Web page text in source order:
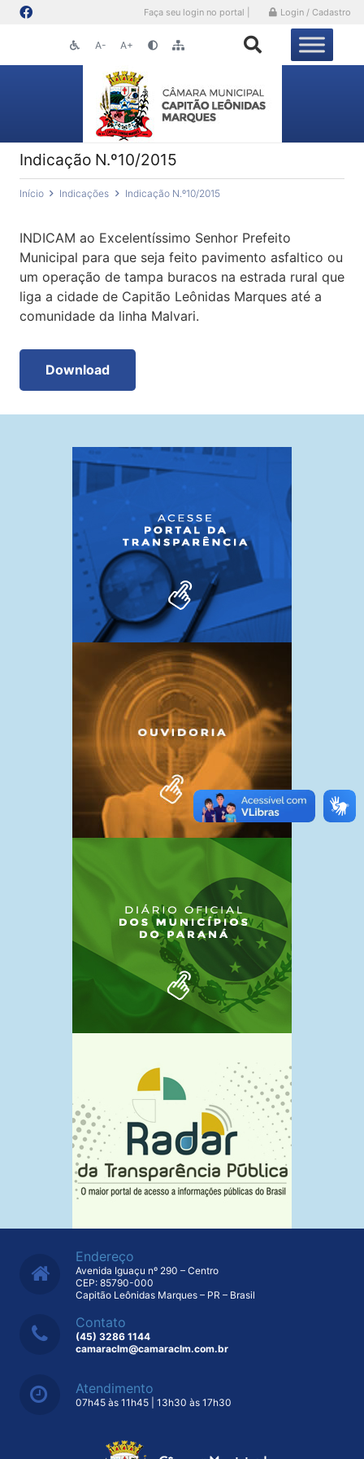
Faça seu login no portal | Login / Cadastro
A- A+
Indicação N.º10/2015
Início Indicações Indicação N.º10/2015
INDICAM ao Excelentíssimo Senhor Prefeito
Municipal para que seja feito pavimento asfaltico ou
um operação de tampa buracos na estrada rural que
liga a cidade de Capitão Leônidas Marques até a
comunidade da linha Malvari.
Download
Endereço
Avenida Iguaçu nº 290 – Centro
CEP: 85790-000
Capitão Leônidas Marques – PR – Brasil
Contato
(45) 3286 1144
camaraclm@camaraclm.com.br
Atendimento
07h45 às 11h45 | 13h30 às 17h30